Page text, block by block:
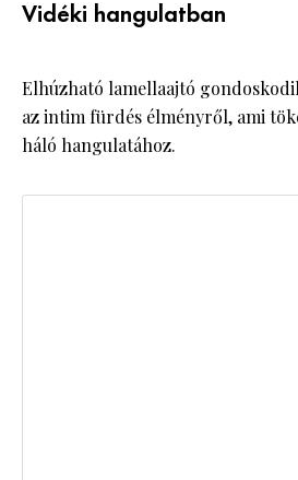
Vidéki hangulatban
Elhúzható lamellaajtó
az intim fürdés élményről, ami
háló hangulatához.